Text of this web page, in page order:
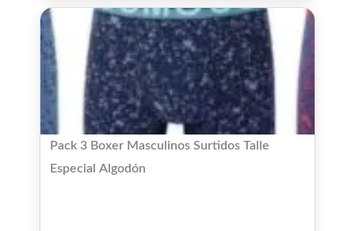
Pack 3 Boxer Masculinos Surtidos Talle
Especial Algodón